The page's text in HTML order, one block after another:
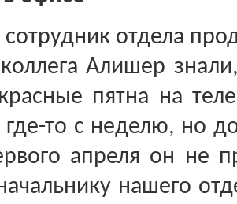
отдела
Алишер
пятна на
то с неделю, но
апреля он не
нашего